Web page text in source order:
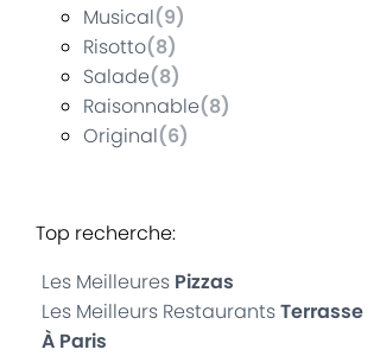
Musical(9)
Risotto(8)
Salade(8)
Raisonnable(8)
Original(6)
Top recherche:
Les Meilleures Pizzas
Les Meilleurs RestaurantsTerrasse
À Paris